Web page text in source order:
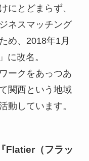
にとどまらず、
ネスマッチング
め、2018年1月
に改名。
ークをあっつあ
関西という地域
動しています。
Flatier（フラッ